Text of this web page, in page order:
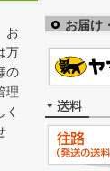
お
万
の
理
お届け